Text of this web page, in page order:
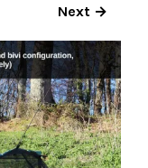
Next →